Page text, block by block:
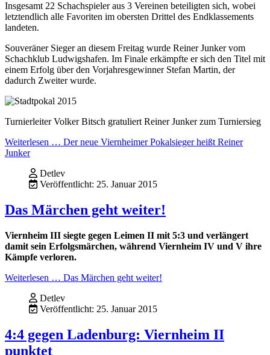
Insgesamt 22 Schachspieler aus 3 Vereinen beteiligten sich, wobei
letztendlich alle Favoriten im obersten Drittel des Endklassements
landeten.
Souveräner Sieger an diesem Freitag wurde Reiner Junker vom
Schachklub Ludwigshafen. Im Finale erkämpfte er sich den Titel mit
einem Erfolg über den Vorjahresgewinner Stefan Martin, der
dadurch Zweiter wurde.
Turnierleiter Volker Bitsch gratuliert Reiner Junker zum Turniersieg
Weiterlesen … Der neue Viernheimer Pokalsieger heißt Reiner
Junker
Detlev
Veröffentlicht: 25. Januar 2015
Das Märchen geht weiter!
Viernheim III siegte gegen Leimen II mit 5:3 und verlängert
damit sein Erfolgsmärchen, während Viernheim IV und V ihre
Kämpfe verloren.
Weiterlesen … Das Märchen geht weiter!
Detlev
Veröffentlicht: 25. Januar 2015
4:4 gegen Ladenburg: Viernheim II
punktet